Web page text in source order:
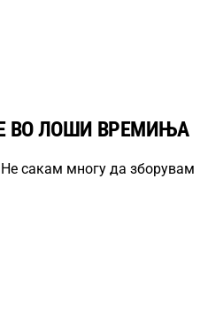
ВО ЛОШИ ВРЕМИЊА
сакам многу да зборувам